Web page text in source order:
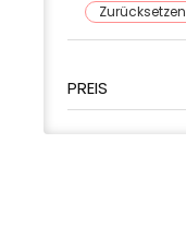
Zurücksetzen
PREIS